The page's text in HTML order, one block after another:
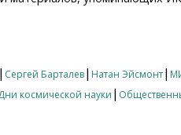
| Сергей Барталев| Натан Эйсмонт|
космической науки |